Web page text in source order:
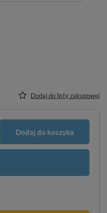
Dodaj do listy zakupowej
Dodaj do koszyka